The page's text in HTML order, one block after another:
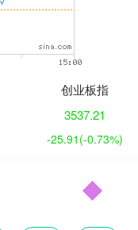
创业板指
3537.21
-25.91 (-0.73%)